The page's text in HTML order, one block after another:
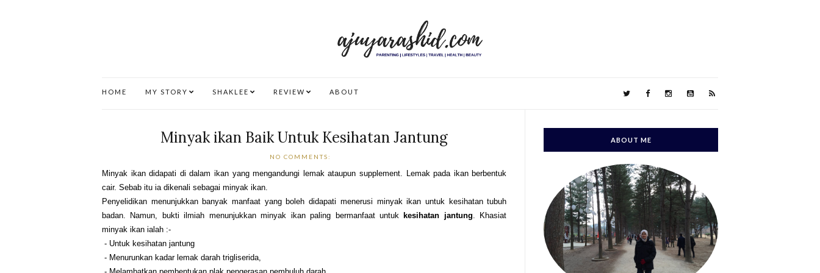
HOME MY STORY SHAKLEE REVIEW ABOUT
Minyak ikan Baik Untuk Kesihatan Jantung
NO COMMENTS:
Minyak ikan didapati di dalam ikan yang mengandungi lemak ataupun supplement. Lemak pada ikan berbentuk
cair. Sebab itu ia dikenali sebagai minyak ikan.
Penyelidikan menunjukkan banyak manfaat yang boleh didapati menerusi minyak ikan untuk kesihatan tubuh
badan. Namun, bukti ilmiah menunjukkan minyak ikan paling bermanfaat untuk kesihatan jantung. Khasiat
minyak ikan ialah :-
- Untuk kesihatan jantung
- Menurunkan kadar lemak darah trigliserida,
ABOUT ME